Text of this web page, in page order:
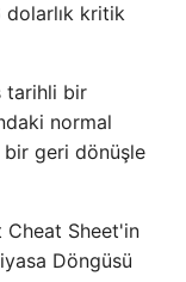
kritik
tarihli bir
normal
bir geri dönüşle
Cheat Sheet'in
Döngüsü